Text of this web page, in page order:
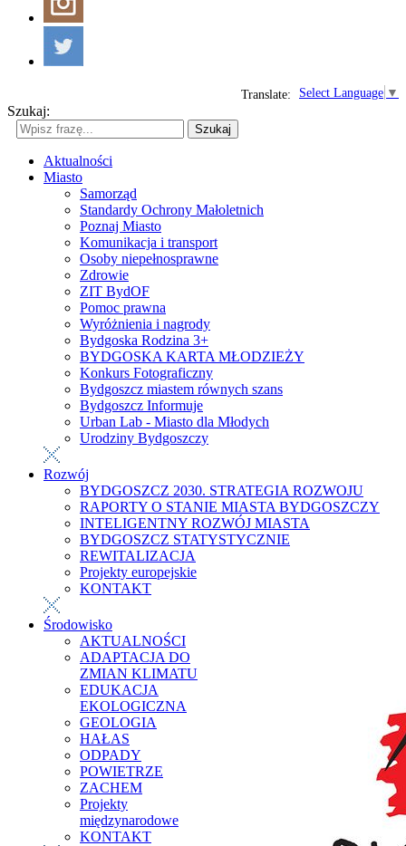
Select Language ▼
Translate:
Szukaj:
Szukaj
Aktualności
Miasto
Samorząd
Standardy Ochrony Małoletnich
Poznaj Miasto
Komunikacja i transport
Osoby niepełnosprawne
Zdrowie
ZIT BydOF
Pomoc prawna
Wyróżnienia i nagrody
Bydgoska Rodzina 3+
BYDGOSKA KARTA MŁODZIEŻY
Konkurs Fotograficzny
Bydgoszcz miastem równych szans
Bydgoszcz Informuje
Urban Lab - Miasto dla Młodych
Urodziny Bydgoszczy
Rozwój
BYDGOSZCZ 2030. STRATEGIA ROZWOJU
RAPORTY O STANIE MIASTA BYDGOSZCZY
INTELIGENTNY ROZWÓJ MIASTA
BYDGOSZCZ STATYSTYCZNIE
REWITALIZACJA
Projekty europejskie
KONTAKT
Środowisko
AKTUALNOŚCI
ADAPTACJA DO
ZMIAN KLIMATU
EDUKACJA
EKOLOGICZNA
GEOLOGIA
HAŁAS
ODPADY
POWIETRZE
ZACHEM
Projekty
międzynarodowe
KONTAKT